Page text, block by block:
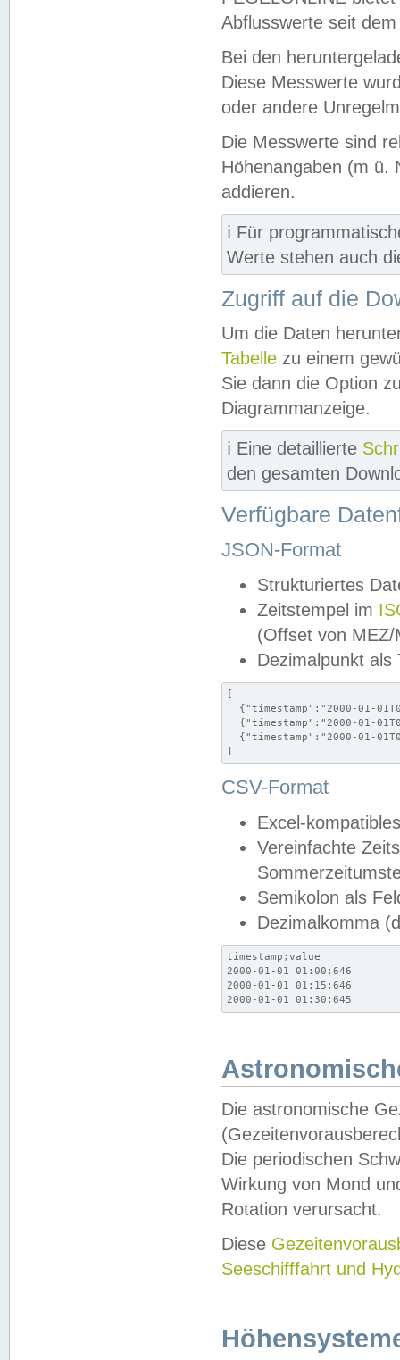
Abflusswerte seit
Bei den
Diese Messwerte
oder andere
Die Messwerte sind
Höhenangaben (m ü.
addieren.
ℹ️ Für
Werte stehen auch
Zugriff auf die
Um die Daten
Tabelle zu einem
Sie dann die Option
Diagrammanzeige.
ℹ️ Eine detaillierte
den gesamten
Verfügbare
JSON-Format
Strukturiertes
Zeitstempel im
(Offset von MEZ/
Dezimalpunkt als
[
{"timestamp":"2000-01-
{"timestamp":"2000-01-
{"timestamp":"2000-01-
]
CSV-Format
Excel-
Vereinfachte
Semikolon als
Dezimalkomma
timestamp;value
2000-01-01 01:00;646
2000-01-01 01:15;646
2000-01-01 01:30;645
Die astronomische
Die periodischen
Wirkung von Mond
Rotation verursacht.
Diese
Seeschifffahrt und